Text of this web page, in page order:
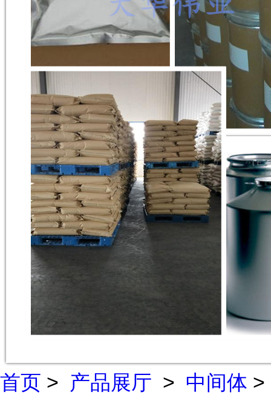
首页 > 产品展厅 > 中间体 >